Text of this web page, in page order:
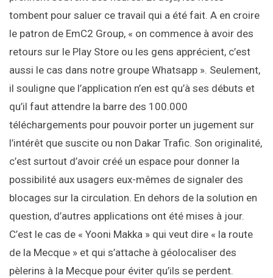
tombent pour saluer ce travail qui a été fait. A en croire
le patron de EmC2 Group, « on commence à avoir des
retours sur le Play Store ou les gens apprécient, c’est
aussi le cas dans notre groupe Whatsapp ». Seulement,
il souligne que l’application n’en est qu’à ses débuts et
qu’il faut attendre la barre des 100.000
téléchargements pour pouvoir porter un jugement sur
l’intérêt que suscite ou non Dakar Trafic. Son originalité,
c’est surtout d’avoir créé un espace pour donner la
possibilité aux usagers eux-mêmes de signaler des
blocages sur la circulation. En dehors de la solution en
question, d’autres applications ont été mises à jour.
C’est le cas de « Yooni Makka » qui veut dire « la route
de la Mecque » et qui s’attache à géolocaliser des
pèlerins à la Mecque pour éviter qu’ils se perdent.